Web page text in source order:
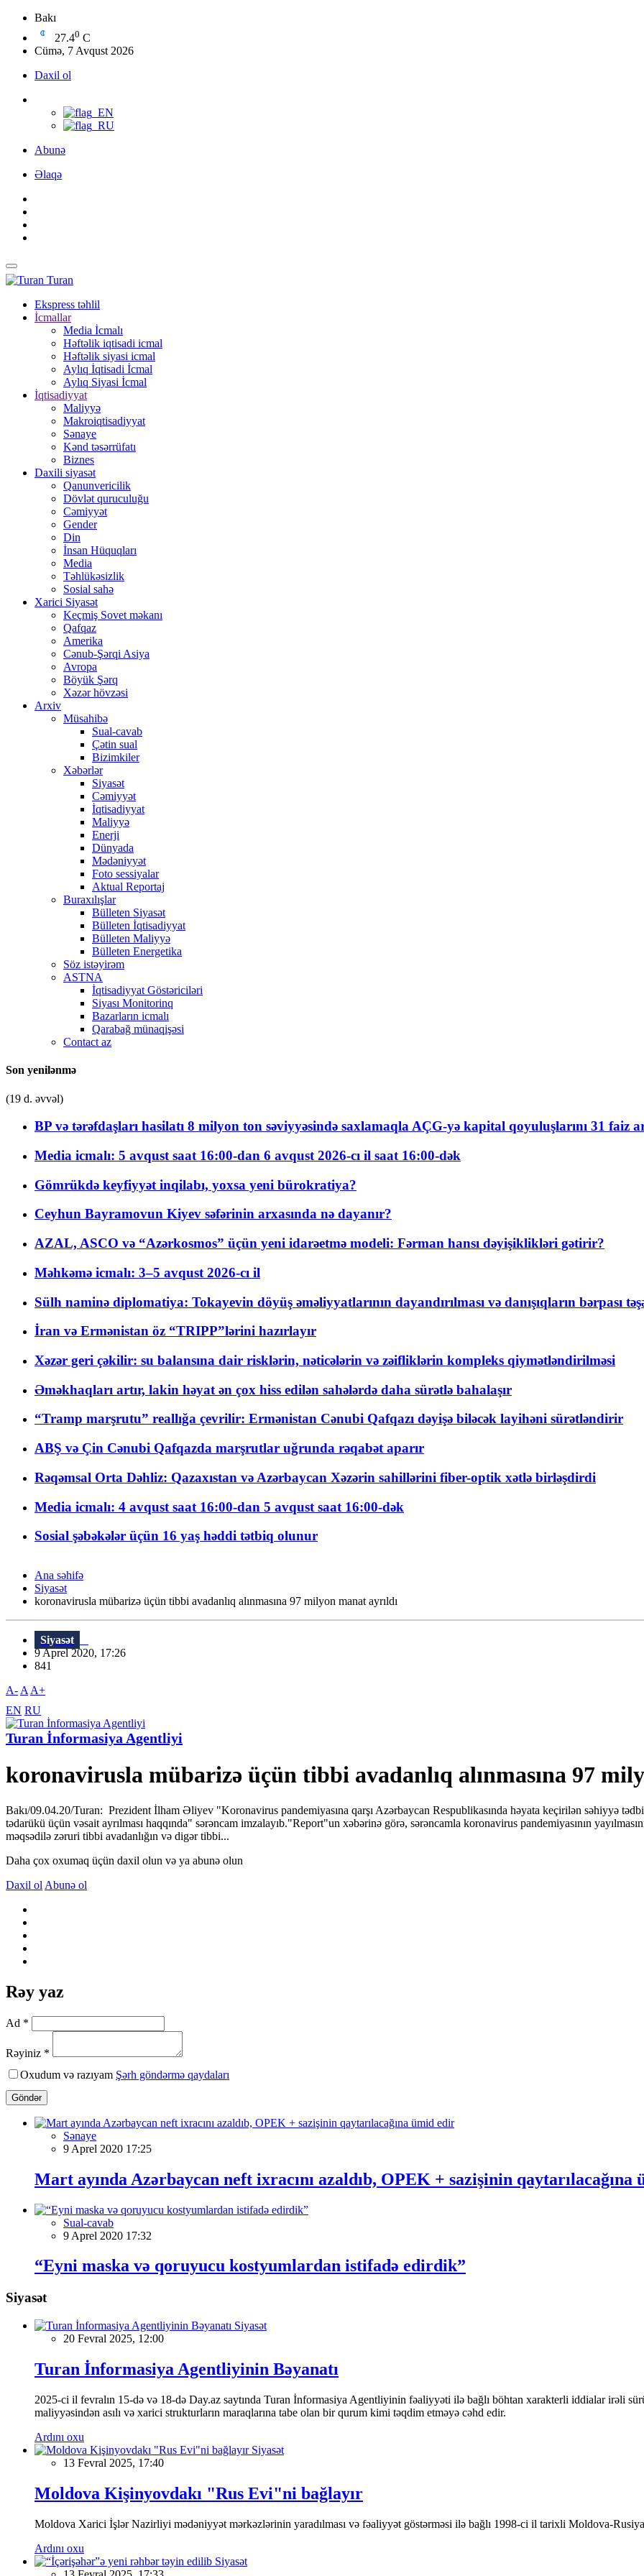
Bakı
27.40 C
Cümə, 7 Avqust 2026
Daxil ol
Abunə
Əlaqə
Turan
Ekspress təhlil
İcmallar
Media İcmalı
Həftəlik iqtisadi icmal
Həftəlik siyasi icmal
Aylıq İqtisadi İcmal
Aylıq Siyasi İcmal
İqtisadiyyat
Maliyyə
Makroiqtisadiyyat
Sənaye
Kənd təsərrüfatı
Biznes
Daxili siyasət
Qanunvericilik
Dövlət quruculuğu
Cəmiyyət
Gender
Din
İnsan Hüquqları
Media
Təhlükəsizlik
Sosial sahə
Xarici Siyasət
Keçmiş Sovet məkanı
Qafqaz
Amerika
Cənub-Şərqi Asiya
Avropa
Böyük Şərq
Xəzər hövzəsi
Arxiv
Müsahibə
Sual-cavab
Çətin sual
Bizimkiler
Xəbərlər
Siyasət
Cəmiyyət
İqtisadiyyat
Maliyyə
Enerji
Dünyada
Mədəniyyət
Foto sessiyalar
Aktual Reportaj
Buraxılışlar
Bülleten Siyasət
Bülleten İqtisadiyyat
Bülleten Maliyyə
Bülleten Energetika
Söz istəyirəm
ASTNA
İqtisadiyyat Göstəriciləri
Siyası Monitorinq
Bazarların icmalı
Qarabağ münaqişəsi
Contact az
Son yenilənmə
(19 d. əvvəl)
BP və tərəfdaşları hasilatı 8 milyon ton səviyyəsində saxlamaqla AÇG-yə kapital qoyuluşlarını 31 faiz
Media icmalı: 5 avqust saat 16:00-dan 6 avqust 2026-cı il saat 16:00-dək
Gömrükdə keyfiyyət inqilabı, yoxsa yeni bürokratiya?
Ceyhun Bayramovun Kiyev səfərinin arxasında nə dayanır?
AZAL, ASCO və “Azərkosmos” üçün yeni idarəetmə modeli: Fərman hansı dəyişiklikləri gətirir?
Məhkəmə icmalı: 3–5 avqust 2026-cı il
Sülh naminə diplomatiya: Tokayevin döyüş əməliyyatlarının dayandırılması və danışıqların bərpası
İran və Ermənistan öz “TRIPP”lərini hazırlayır
Xəzər geri çəkilir: su balansına dair risklərin, nəticələrin və zəifliklərin kompleks qiymətləndirilməsi
Əməkhaqları artır, lakin həyat ən çox hiss edilən sahələrdə daha sürətlə bahalaşır
“Tramp marşrutu” reallığa çevrilir: Ermənistan Cənubi Qafqazı dəyişə biləcək layihəni sürətləndirir
ABŞ və Çin Cənubi Qafqazda marşrutlar uğrunda rəqabət aparır
Rəqəmsal Orta Dəhliz: Qazaxıstan və Azərbaycan Xəzərin sahillərini fiber-optik xətlə birləşdirdi
Media icmalı: 4 avqust saat 16:00-dan 5 avqust saat 16:00-dək
Sosial şəbəkələr üçün 16 yaş həddi tətbiq olunur
Ana səhifə
Siyasət
koronavirusla mübarizə üçün tibbi avadanlıq alınmasına 97 milyon manat ayrıldı
Siyasət
9 Aprel 2020, 17:26
841
A- A A+
EN RU
Turan İnformasiya Agentliyi
koronavirusla mübarizə üçün tibbi avadanlıq alınmasına 97
Bakı/09.04.20/Turan: Prezident İlham Əliyev "Koronavirus pandemiyasına qarşı Azərbaycan Respublikasında həyata keçirilən səhiyyə
tədarükü üçün vəsait ayrılması haqqında" sərəncam imzalayıb."Report"un xəbərinə görə, sərəncamla koronavirus pandemiyasının
məqsədilə zəruri tibbi avadanlığın və digər tibbi...
Daha çox oxumaq üçün daxil olun və ya abunə olun
Daxil ol Abunə ol
Rəy yaz
Ad *
Rəyiniz *
Oxudum və razıyam Şərh göndərmə qaydaları
Göndər
Sənaye
9 Aprel 2020 17:25
Mart ayında Azərbaycan neft ixracını azaldıb, OPEK + sazişinin qaytarılacağına
Sual-cavab
9 Aprel 2020 17:32
“Eyni maska və qoruyucu kostyumlardan istifadə edirdik”
Siyasət
Siyasət
20 Fevral 2025, 12:00
Turan İnformasiya Agentliyinin Bəyanatı
2025-ci il fevralın 15-də və 18-də Day.az saytında Turan İnformasiya Agentliyinin fəaliyyəti ilə bağlı böhtan xarakterli iddialar irəli
maliyyəsindən asılı və xarici strukturların maraqlarına tabe olan bir qurum kimi təqdim etməyə cəhd edir.
Ardını oxu
Siyasət
13 Fevral 2025, 17:40
Moldova Kişinyovdakı "Rus Evi"ni bağlayır
Moldova Xarici İşlər Nazirliyi mədəniyyət mərkəzlərinin yaradılması və fəaliyyət göstərməsi ilə bağlı 1998-ci il tarixli Moldova-
Ardını oxu
Siyasət